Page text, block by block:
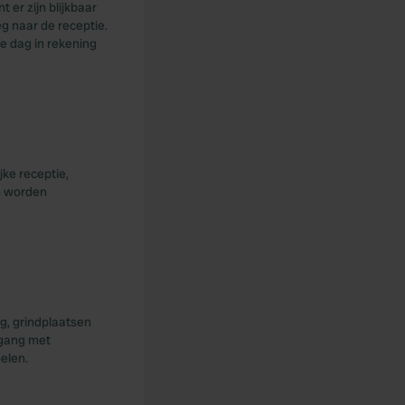
er zijn blijkbaar
naar de receptie.
dag in rekening
receptie,
worden
grindplaatsen
met